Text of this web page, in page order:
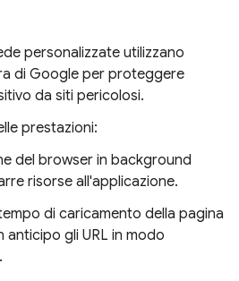
personalizzate utilizzano
di Google per proteggere
da siti pericolosi.
prestazioni:
del browser in background
risorse all'applicazione.
di caricamento della pagina
anticipo gli URL in modo